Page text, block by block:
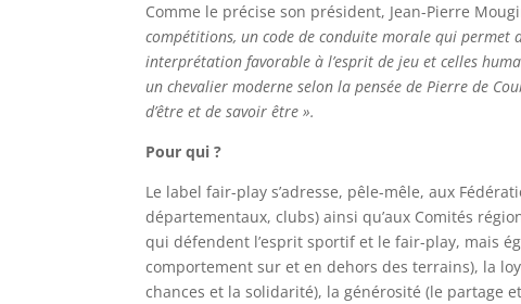
Comme le précise son président, Jean-Pierre
compétitions, un code de conduite morale qui permet
interprétation favorable à l’esprit de jeu et celles
un chevalier moderne selon la pensée de Pierre de
d’être et de savoir être ».
Pour qui ?
Le label fair-play s’adresse, pêle-mêle, aux
départementaux, clubs) ainsi qu’aux Comités
qui défendent l’esprit sportif et le fair-play, mais
comportement sur et en dehors des terrains), la
chances et la solidarité), la générosité (le partage